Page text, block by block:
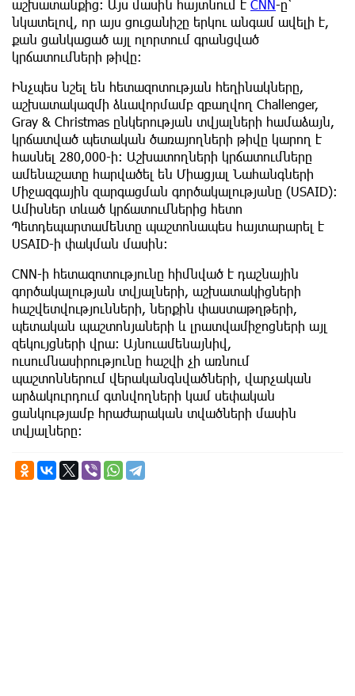
աշխատանքից։ Այս մասին հայտնում է CNN-ը՝
նկատելով, որ այս ցուցանիշը երկու անգամ ավելի է,
քան ցանկացած այլ ոլորտում գրանցված
կրճատումների թիվը:
Ինչպես նշել են հետազոտության հեղինակները,
աշխատակազմի ձևավորմամբ զբաղվող Challenger,
Gray & Christmas ընկերության տվյալների համաձայն,
կրճատված պետական ​​ծառայողների թիվը կարող է
հասնել 280,000-ի։ Աշխատողների կրճատումները
ամենաշատը հարվածել են Միացյալ Նահանգների
Միջազգային զարգացման գործակալությանը (USAID):
Ամիսներ տևած կրճատումներից հետո
Պետդեպարտամենտը պաշտոնապես հայտարարել է
USAID-ի փակման մասին:
CNN-ի հետազոտությունը հիմնված է դաշնային
գործակալության տվյալների, աշխատակիցների
հաշվետվությունների, ներքին փաստաթղթերի,
պետական ​​պաշտոնյաների և լրատվամիջոցների այլ
զեկույցների վրա: Այնուամենայնիվ,
ուսումնասիրությունը հաշվի չի առնում
պաշտոններում վերականգնվածների, վարչական
արձակուրդում գտնվողների կամ սեփական
ցանկությամբ հրաժարական տվածների մասին
տվյալները։